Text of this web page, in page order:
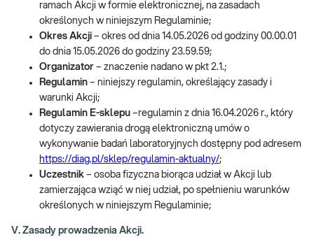
ramach Akcji w formie elektronicznej, na zasadach
określonych w niniejszym Regulaminie;
Okres Akcji – okres od dnia 14.05.2026 od godziny 00.00.01
do dnia 15.05.2026 do godziny 23.59.59;
Organizator – znaczenie nadano w pkt 2.1.;
Regulamin – niniejszy regulamin, określający zasady i
warunki Akcji;
Regulamin E-sklepu –regulamin z dnia 16.04.2026 r., który
dotyczy zawierania drogą elektroniczną umów o
wykonywanie badań laboratoryjnych dostępny pod adresem
https://diag.pl/sklep/regulamin-aktualny/;
Uczestnik – osoba fizyczna biorąca udział w Akcji lub
zamierzająca wziąć w niej udział, po spełnieniu warunków
określonych w niniejszym Regulaminie;
V. Zasady prowadzenia Akcji.